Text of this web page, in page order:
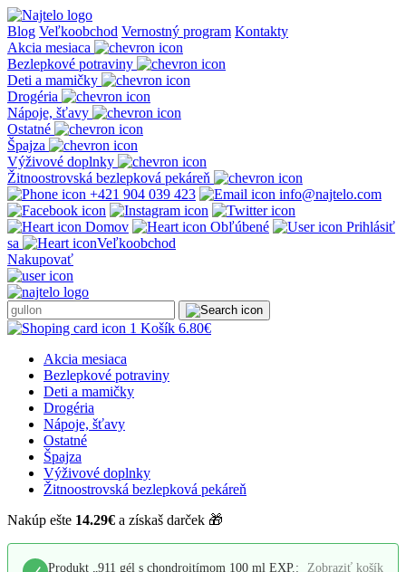
Prejsť
na
obsah
Blog Veľkoobchod Vernostný program Kontakty
Akcia mesiaca
Bezlepkové potraviny
Deti a mamičky
Drogéria
Nápoje, šťavy
Ostatné
Špajza
Výživové doplnky
Žitnoostrovská bezlepková pekáreň
+421 904 039 423
info@najtelo.com
Domov Obľúbené
Prihlásiť
sa
Veľkoobchod
Nakupovať
1 Košík 6.80€
Akcia mesiaca
Bezlepkové potraviny
Deti a mamičky
Drogéria
Nápoje, šťavy
Ostatné
Špajza
Výživové doplnky
Žitnoostrovská bezlepková pekáreň
Nakúp ešte 14.29€ a získaš darček 🎁
Zobraziť košík
Produkt „911 gél s chondroitímom 100 ml EXP.: